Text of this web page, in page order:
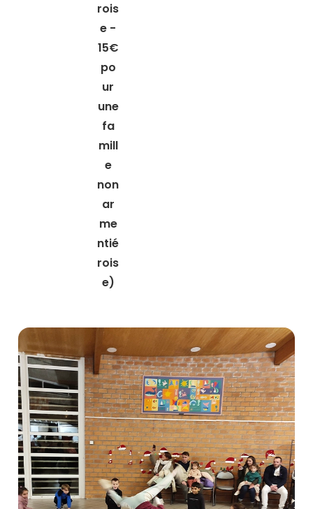
rois
e -
15€
po
ur
une
fa
mill
e
non
ar
me
ntié
rois
e)